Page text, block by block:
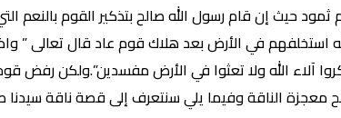
حيث إن قام رسول الله صالح بتذكير القوم بالنعم
استخلفهم في الأرض بعد هلاك قوم عاد قال تعالى
آلاء الله ولا تعثوا في الأرض مفسدين”.ولكن
معجزة الناقة وفيما يلي سنتعرف إلى قصة ناقة